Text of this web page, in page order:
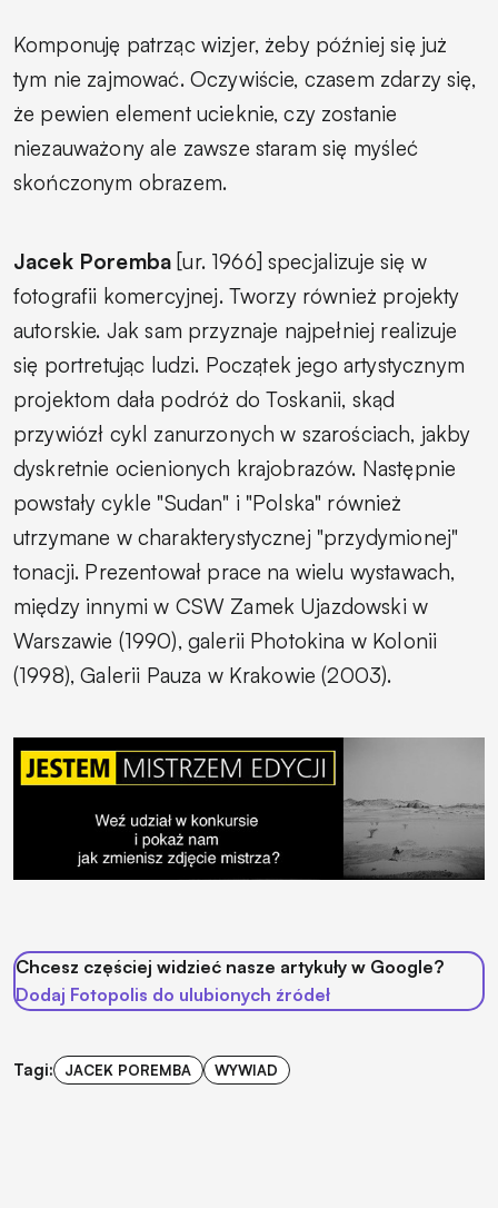
Komponuję patrząc wizjer, żeby później się już
tym nie zajmować. Oczywiście, czasem zdarzy się,
że pewien element ucieknie, czy zostanie
niezauważony ale zawsze staram się myśleć
skończonym obrazem.
Jacek Poremba [ur. 1966] specjalizuje się w
fotografii komercyjnej. Tworzy również projekty
autorskie. Jak sam przyznaje najpełniej realizuje
się portretując ludzi. Początek jego artystycznym
projektom dała podróż do Toskanii, skąd
przywiózł cykl zanurzonych w szarościach, jakby
dyskretnie ocienionych krajobrazów. Następnie
powstały cykle "Sudan" i "Polska" również
utrzymane w charakterystycznej "przydymionej"
tonacji. Prezentował prace na wielu wystawach,
między innymi w CSW Zamek Ujazdowski w
Warszawie (1990), galerii Photokina w Kolonii
(1998), Galerii Pauza w Krakowie (2003).
Chcesz częściej widzieć nasze artykuły w Google?
Dodaj Fotopolis do ulubionych źródeł
Tagi: JACEK POREMBA WYWIAD